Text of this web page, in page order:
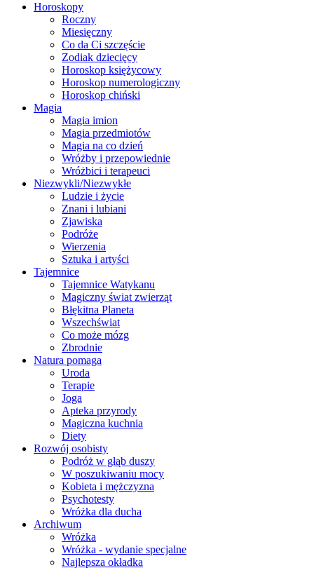
Horoskopy
Roczny
Miesięczny
Co da Ci szczęście
Zodiak dziecięcy
Horoskop księżycowy
Horoskop numerologiczny
Horoskop chiński
Magia
Magia imion
Magia przedmiotów
Magia na co dzień
Wróżby i przepowiednie
Wróżbici i terapeuci
Niezwykli/Niezwykłe
Ludzie i życie
Znani i lubiani
Zjawiska
Podróże
Wierzenia
Sztuka i artyści
Tajemnice
Tajemnice Watykanu
Magiczny świat zwierząt
Błękitna Planeta
Wszechświat
Co może mózg
Zbrodnie
Natura pomaga
Uroda
Terapie
Joga
Apteka przyrody
Magiczna kuchnia
Diety
Rozwój osobisty
Podróż w głąb duszy
W poszukiwaniu mocy
Kobieta i mężczyzna
Psychotesty
Wróżka dla ducha
Archiwum
Wróżka
Wróżka - wydanie specjalne
Najlepsza okładka